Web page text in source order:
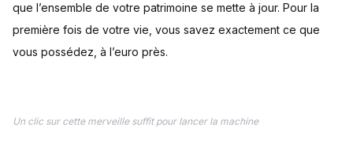
que l’ensemble de votre patrimoine se mette à jour. Pour la
première fois de votre vie, vous savez exactement ce que
vous possédez, à l’euro près.
Un clic sur cette merveille suffit pour lancer la machine